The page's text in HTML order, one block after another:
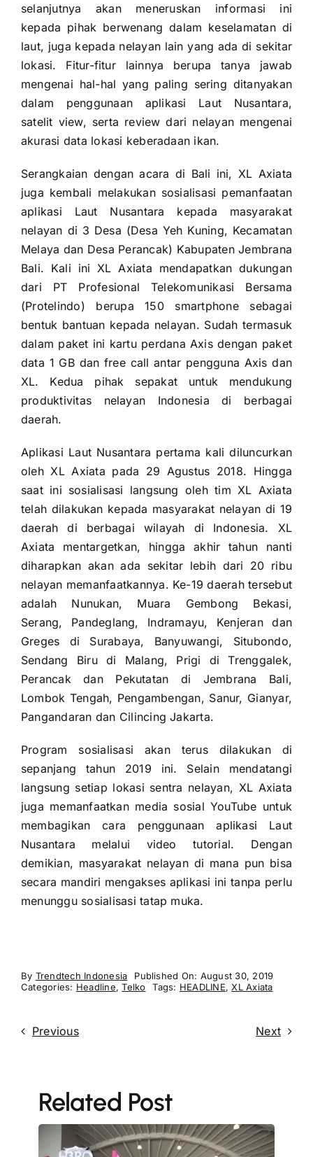
selanjutnya akan meneruskan informasi ini
kepada pihak berwenang dalam keselamatan di
laut, juga kepada nelayan lain yang ada di sekitar
lokasi. Fitur-fitur lainnya berupa tanya jawab
mengenai hal-hal yang paling sering ditanyakan
dalam penggunaan aplikasi Laut Nusantara,
satelit view, serta review dari nelayan mengenai
akurasi data lokasi keberadaan ikan.
Serangkaian dengan acara di Bali ini, XL Axiata
juga kembali melakukan sosialisasi pemanfaatan
aplikasi Laut Nusantara kepada masyarakat
nelayan di 3 Desa (Desa Yeh Kuning, Kecamatan
Melaya dan Desa Perancak) Kabupaten Jembrana
Bali. Kali ini XL Axiata mendapatkan dukungan
dari PT Profesional Telekomunikasi Bersama
(Protelindo) berupa 150 smartphone sebagai
bentuk bantuan kepada nelayan. Sudah termasuk
dalam paket ini kartu perdana Axis dengan paket
data 1 GB dan free call antar pengguna Axis dan
XL. Kedua pihak sepakat untuk mendukung
produktivitas nelayan Indonesia di berbagai
daerah.
Aplikasi Laut Nusantara pertama kali diluncurkan
oleh XL Axiata pada 29 Agustus 2018. Hingga
saat ini sosialisasi langsung oleh tim XL Axiata
telah dilakukan kepada masyarakat nelayan di 19
daerah di berbagai wilayah di Indonesia. XL
Axiata mentargetkan, hingga akhir tahun nanti
diharapkan akan ada sekitar lebih dari 20 ribu
nelayan memanfaatkannya. Ke-19 daerah tersebut
adalah Nunukan, Muara Gembong Bekasi,
Serang, Pandeglang, Indramayu, Kenjeran dan
Greges di Surabaya, Banyuwangi, Situbondo,
Sendang Biru di Malang, Prigi di Trenggalek,
Perancak dan Pekutatan di Jembrana Bali,
Lombok Tengah, Pengambengan, Sanur, Gianyar,
Pangandaran dan Cilincing Jakarta.
Program sosialisasi akan terus dilakukan di
sepanjang tahun 2019 ini. Selain mendatangi
langsung setiap lokasi sentra nelayan, XL Axiata
juga memanfaatkan media sosial YouTube untuk
membagikan cara penggunaan aplikasi Laut
Nusantara melalui video tutorial. Dengan
demikian, masyarakat nelayan di mana pun bisa
secara mandiri mengakses aplikasi ini tanpa perlu
menunggu sosialisasi tatap muka.
By Trendtech Indonesia
Published On: August 30, 2019
Categories: Headline,Telko Tags: HEADLINE,XL Axiata
Previous Next
Related Post